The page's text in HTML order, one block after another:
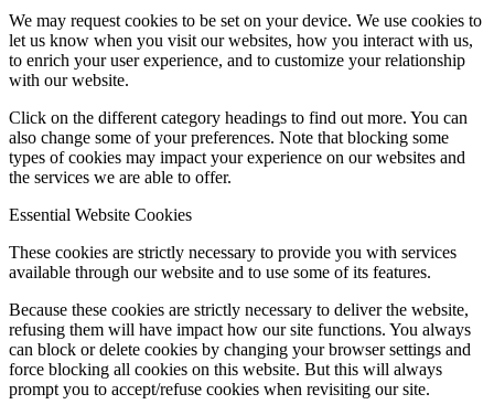
We may request cookies to be set on your device. We use cookies to
let us know when you visit our websites, how you interact with us,
to enrich your user experience, and to customize your relationship
with our website.
Click on the different category headings to find out more. You can
also change some of your preferences. Note that blocking some
types of cookies may impact your experience on our websites and
the services we are able to offer.
Essential Website Cookies
These cookies are strictly necessary to provide you with services
available through our website and to use some of its features.
Because these cookies are strictly necessary to deliver the website,
refusing them will have impact how our site functions. You always
can block or delete cookies by changing your browser settings and
force blocking all cookies on this website. But this will always
prompt you to accept/refuse cookies when revisiting our site.